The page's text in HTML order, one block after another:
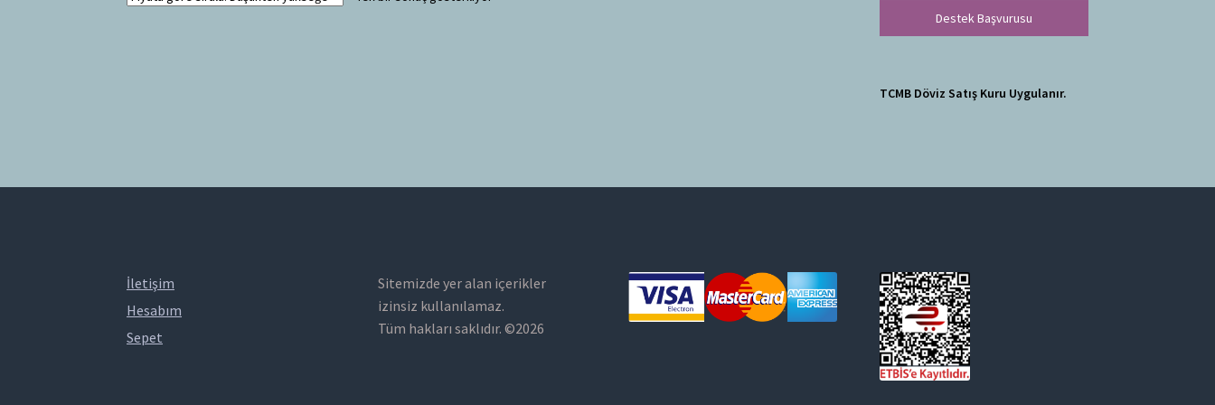
Destek Başvurusu
TCMB Döviz Satış Kuru Uygulanır.
İletişim
Hesabım
Sepet
Sitemizde yer alan içerikler
izinsiz kullanılamaz.
Tüm hakları saklıdır. ©2026